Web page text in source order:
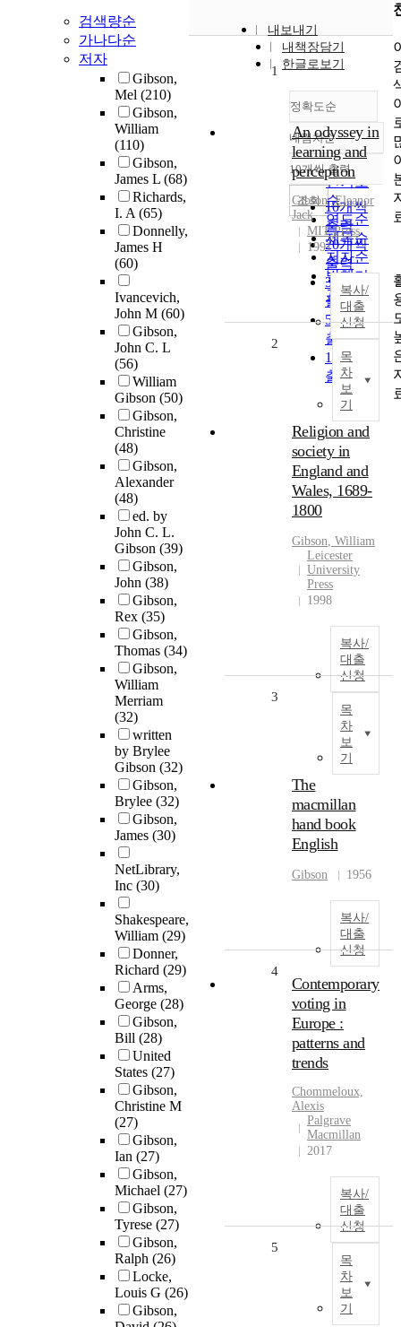
검색량순
가나다순
저자
Gibson,
Mel (210)
Gibson,
William
(110)
Gibson,
James L (68)
Richards,
I. A(65)
Donnelly,
James H
(60)
Ivancevich,
John M (60)
Gibson,
John C. L
(56)
William
Gibson (50)
Gibson,
Christine
(48)
Gibson,
Alexander
(48)
ed. by
John C. L.
Gibson (39)
Gibson,
John (38)
Gibson,
Rex (35)
Gibson,
Thomas (34)
Gibson,
William
Merriam
(32)
written
by Brylee
Gibson (32)
Gibson,
Brylee (32)
Gibson,
James (30)
NetLibrary,
Inc (30)
Shakespeare,
William (29)
Donner,
Richard (29)
Arms,
George (28)
Gibson,
Bill (28)
United
States (27)
Gibson,
Christine M
(27)
Gibson,
Ian (27)
Gibson,
Michael (27)
Gibson,
Tyrese (27)
Gibson,
Ralph (26)
Locke,
Louis G (26)
Gibson,
내보내기
내책장담기
한글로보기
정확도순
정확도
순
인기도
순
연도순
제목순
저자순
발행기
관순
내림차순
내림차순
10개씩 출력
10개씩
출력
20개씩
출력
30개씩
출력
50개씩
출력
100개씩
출력
조회
1
An odyssey in
learning and
perception
Gibson, Eleanor
Jack
MIT Press
1991
복사/
대출
신청
목
차
보
기
2
Religion and
society in
England and
Wales, 1689-
1800
Gibson, William
Leicester
University
Press
1998
복사/
대출
신청
목
차
보
기
3
The
macmillan
hand book
English
Gibson 1956
복사/
대출
신청
4
Contemporary
voting in
Europe :
patterns and
trends
Chommeloux,
Alexis
Palgrave
Macmillan
2017
복사/
대출
신청
목
차
보
기
5